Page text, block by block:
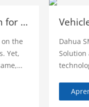
Illegal Parking Solution for fire lane obstruction
the
Yet,
of
Dahua
Solution
and